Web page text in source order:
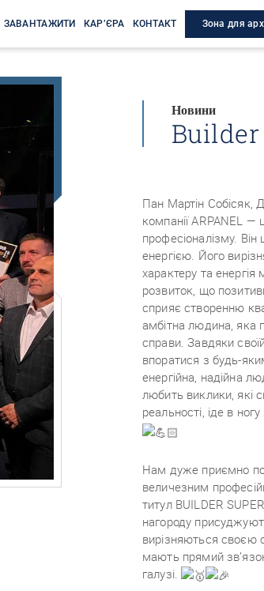
ЗАВАНТАЖИТИ КАР’ЄРА КОНТАКТ Зона для
Новини
Builder
Пан Мартін Собісяк,
компанії ARPANEL —
професіоналізму.
енергією. Його
характеру та енергія
розвиток, що
сприяє створенню
амбітна людина, яка
справи. Завдяки
впоратися з будь-
енергійна, надійна
любить виклики, які
реальності, іде в
Нам дуже приємно
величезним
титул BUILDER
нагороду
вирізняються своєю
мають прямий
галузі.